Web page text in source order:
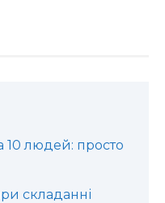
10 людей: просто
складанні